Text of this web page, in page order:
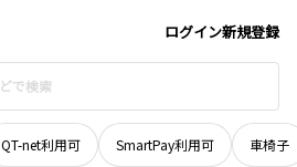
ログイン新規登録
QT-net利用可 SmartPay利用可 車椅子